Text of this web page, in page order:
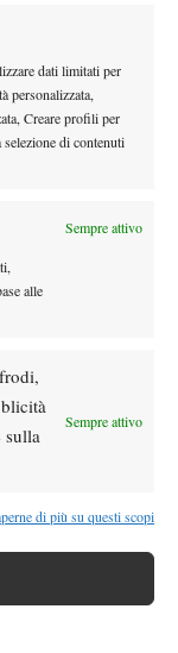
dati limitati per
personalizzata,
Creare profili per
di contenuti
Sempre attivo
alle
sulla
Sempre attivo
di più su questi scopi
a che ora e
tabellone
non lo vedremo